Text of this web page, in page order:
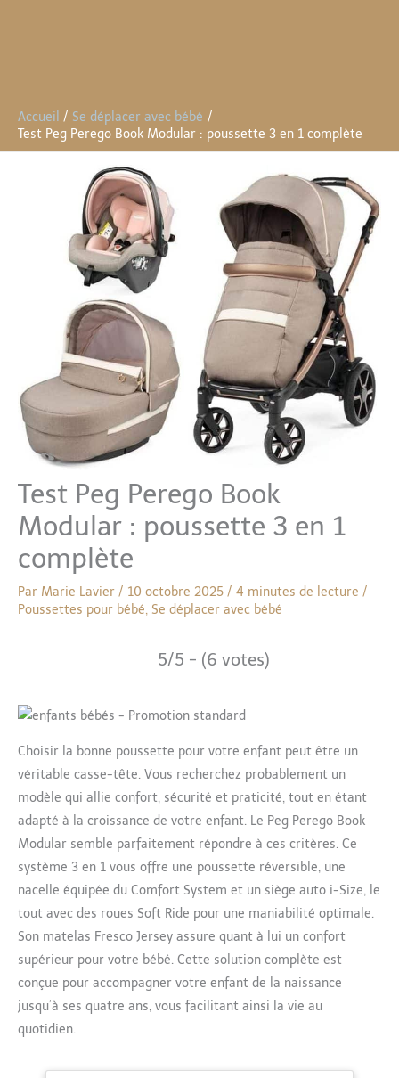
Accueil
Se déplacer avec bébé
Test Peg Perego Book Modular : poussette 3 en 1 complète
Test Peg Perego Book
Modular : poussette 3 en 1
complète
Par Marie Lavier / 10 octobre 2025 / 4 minutes de lecture /
Poussettes pour bébé, Se déplacer avec bébé
5/5 - (6 votes)
Choisir la bonne poussette pour votre enfant peut être un
véritable casse-tête. Vous recherchez probablement un
modèle qui allie confort, sécurité et praticité, tout en étant
adapté à la croissance de votre enfant. Le Peg Perego Book
Modular semble parfaitement répondre à ces critères. Ce
système 3 en 1 vous offre une poussette réversible, une
nacelle équipée du Comfort System et un siège auto i-Size, le
tout avec des roues Soft Ride pour une maniabilité optimale.
Son matelas Fresco Jersey assure quant à lui un confort
supérieur pour votre bébé. Cette solution complète est
conçue pour accompagner votre enfant de la naissance
jusqu’à ses quatre ans, vous facilitant ainsi la vie au
quotidien.